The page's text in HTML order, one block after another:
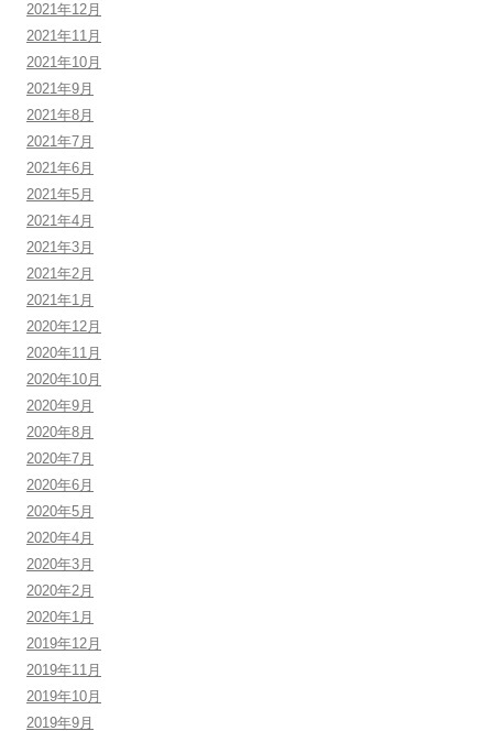
2021年12月
2021年11月
2021年10月
2021年9月
2021年8月
2021年7月
2021年6月
2021年5月
2021年4月
2021年3月
2021年2月
2021年1月
2020年12月
2020年11月
2020年10月
2020年9月
2020年8月
2020年7月
2020年6月
2020年5月
2020年4月
2020年3月
2020年2月
2020年1月
2019年12月
2019年11月
2019年10月
2019年9月